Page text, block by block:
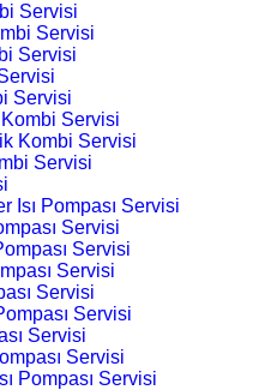
Servisi
Servisi
Servisi
Servisi
Servisi
Kombi Servisi
Servisi
Isı Pompası Servisi
Servisi
Servisi
Servisi
Servisi
Servisi
Servisi
Servisi
Pompası Servisi